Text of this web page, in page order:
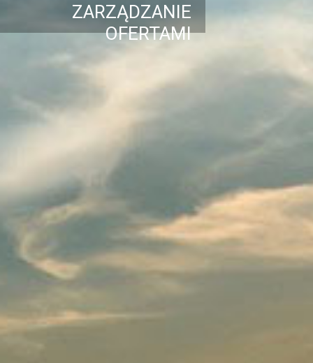
ZARZĄDZANIE
OFERTAMI